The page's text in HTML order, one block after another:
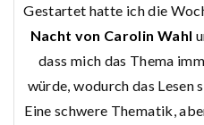
Gestartet hatte ich die
Nacht von Carolin Wahl
dass mich das Thema
würde, wodurch das Lesen
Eine schwere Thematik,